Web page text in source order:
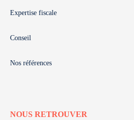
Expertise fiscale
Conseil
Nos références
NOUS RETROUVER